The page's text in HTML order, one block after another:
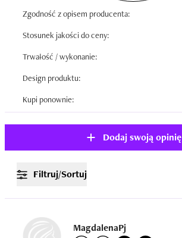
Zgodność z opisem producenta:
Stosunek jakości do ceny:
Trwałość / wykonanie:
Design produktu:
Kupi ponownie:
Dodaj swoją opinię
Filtruj/Sortuj
MagdalenaPj